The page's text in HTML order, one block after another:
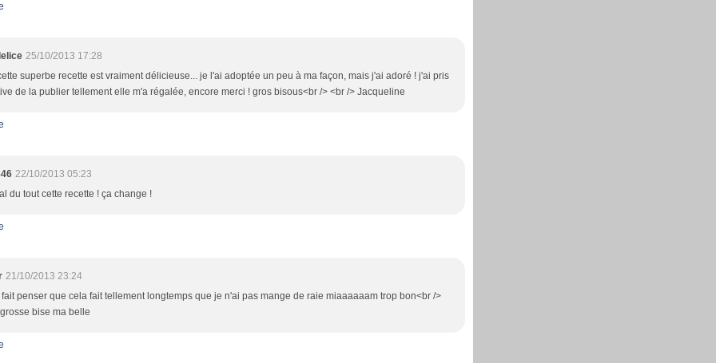
25/10/2013 17:28
superbe recette est vraiment délicieuse... je l'ai adoptée un peu à ma façon, mais j'ai adoré ! j'ai pris
de la publier tellement elle m'a régalée, encore merci ! gros bisous<br /> <br /> Jacqueline
22/10/2013 05:23
du tout cette recette ! ça change !
21/10/2013 23:24
penser que cela fait tellement longtemps que je n'ai pas mange de raie miaaaaaam trop bon<br />
bise ma belle